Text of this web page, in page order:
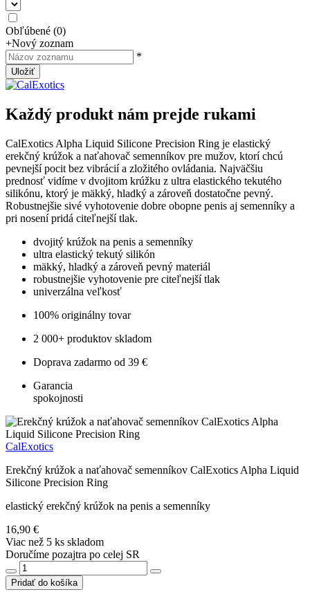
Obľúbené (0)
+Nový zoznam
*
Uložiť
Každý produkt nám prejde rukami
CalExotics Alpha Liquid Silicone Precision Ring je elastický
erekčný krúžok a naťahovač semenníkov pre mužov, ktorí chcú
pevnejší pocit bez vibrácií a zložitého ovládania. Najväčšiu
prednosť vidíme v dvojitom krúžku z ultra elastického tekutého
silikónu, ktorý je mäkký, hladký a zároveň dostatočne pevný.
Robustnejšie sivé vyhotovenie dobre obopne penis aj semenníky a
pri nosení pridá citeľnejší tlak.
dvojitý krúžok na penis a semenníky
ultra elastický tekutý silikón
mäkký, hladký a zároveň pevný materiál
robustnejšie vyhotovenie pre citeľnejší tlak
univerzálna veľkosť
100% originálny tovar
2 000+ produktov skladom
Doprava zadarmo od 39 €
Garancia
spokojnosti
CalExotics
Erekčný krúžok a naťahovač semenníkov CalExotics Alpha Liquid
Silicone Precision Ring
elastický erekčný krúžok na penis a semenníky
16,90 €
Viac než 5 ks skladom
Doručíme pozajtra po celej SR
Pridať do košíka